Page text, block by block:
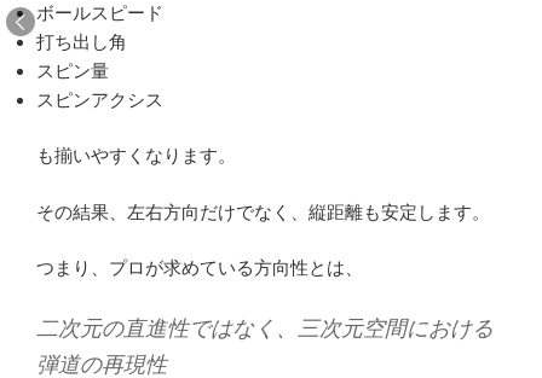
ボールスピード
打ち出し角
スピン量
スピンアクシス
も揃いやすくなります。
その結果、左右方向だけでなく、縦距離も安定します。
つまり、プロが求めている方向性とは、
二次元の直進性ではなく、三次元空間における
弾道の再現性